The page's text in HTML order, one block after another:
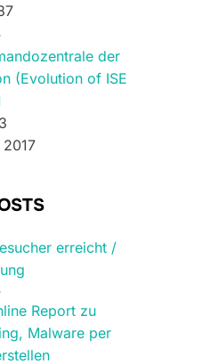
der
(Evolution of ISE
erreicht /
Report zu
Malware per